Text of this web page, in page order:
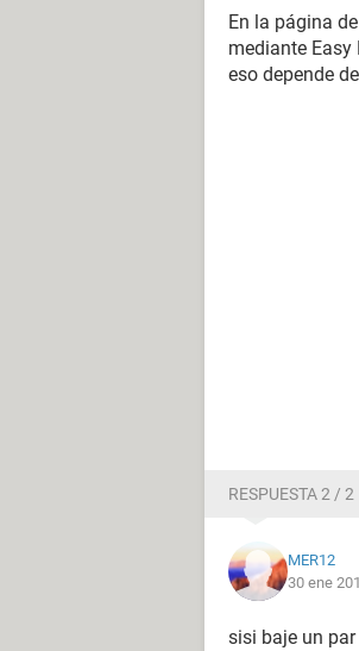
En la página
mediante Easy
eso depende
RESPUESTA 2 / 2
MER12
30 ene
sisi baje un